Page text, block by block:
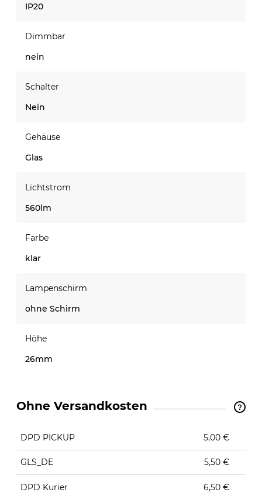
IP20
Dimmbar
nein
Schalter
Nein
Gehäuse
Glas
Lichtstrom
560lm
Farbe
klar
Lampenschirm
ohne Schirm
Höhe
26mm
Ohne Versandkosten
DPD PICKUP 5,00 €
GLS_DE 5,50 €
DPD Kurier 6,50 €